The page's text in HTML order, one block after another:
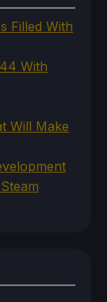
Filled With
With
Will Make